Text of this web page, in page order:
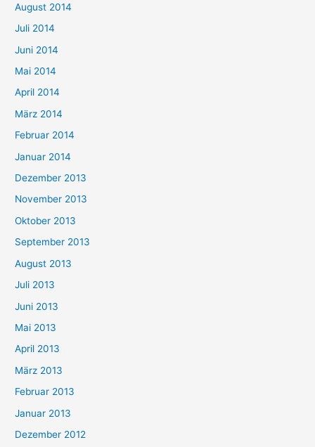
August 2014
Juli 2014
Juni 2014
Mai 2014
April 2014
März 2014
Februar 2014
Januar 2014
Dezember 2013
November 2013
Oktober 2013
September 2013
August 2013
Juli 2013
Juni 2013
Mai 2013
April 2013
März 2013
Februar 2013
Januar 2013
Dezember 2012